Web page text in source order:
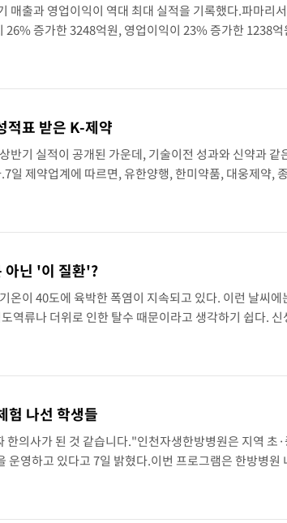
매출과 영업이익이 역대 최대 실적을 기록했다.파마리
26% 증가한 3248억원, 영업이익이 23% 증가한 1238
기 최대 실적이다. 상반기 수출은 1428억원으로 전년
표 받은 K-제약
반기 실적이 공개된 가운데, 기술이전 성과와 신약과 같
일 제약업계에 따르면, 유한양행, 한미약품, 대웅제약,
및 상반기 실적을 최근 공시했다.유한양행과 한미약품은
닌 '이 질환'?
온이 40도에 육박한 폭염이 지속되고 있다. 이런 날씨에
역류나 더위로 인한 탈수 때문이라고 생각하기 쉽다.
않아 먹은 모유나 분유를 게워 내는 일이 흔하다. 하지만
나선 학생들
의사가 된 것 같습니다."인천자생한방병원은 지역 초
영하고 있다고 7일 밝혔다.이번 프로그램은 한방병원
형을 활용한 진로 탐색 기회를 제공하기 위해 마련됐다.